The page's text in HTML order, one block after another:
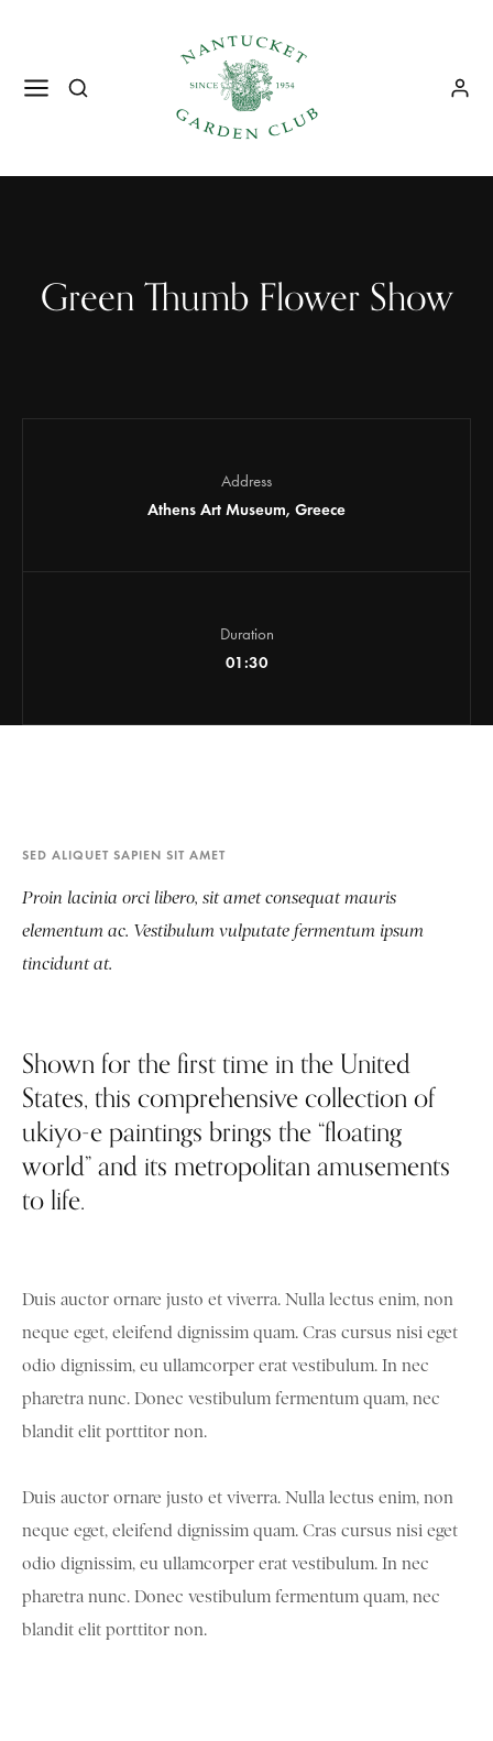
Green Thumb Flower Show
Address
Athens Art Museum, Greece
Duration
01:30
SED ALIQUET SAPIEN SIT AMET
Proin lacinia orci libero, sit amet consequat mauris
elementum ac. Vestibulum vulputate fermentum ipsum
tincidunt at.
Shown for the first time in the United
States, this comprehensive collection of
ukiyo-e paintings brings the “floating
world” and its metropolitan amusements
to life.
Duis auctor ornare justo et viverra. Nulla lectus enim, non
neque eget, eleifend dignissim quam. Cras cursus nisi eget
odio dignissim, eu ullamcorper erat vestibulum. In nec
pharetra nunc. Donec vestibulum fermentum quam, nec
blandit elit porttitor non.
Duis auctor ornare justo et viverra. Nulla lectus enim, non
neque eget, eleifend dignissim quam. Cras cursus nisi eget
odio dignissim, eu ullamcorper erat vestibulum. In nec
pharetra nunc. Donec vestibulum fermentum quam, nec
blandit elit porttitor non.